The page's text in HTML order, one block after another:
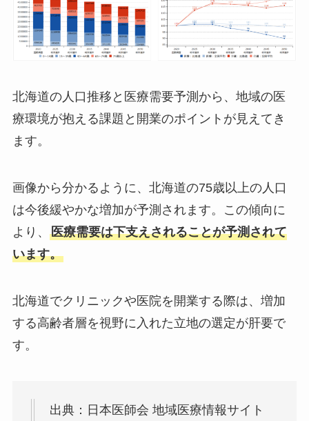
北海道の人口推移と医療需要予測から、地域の医
療環境が抱える課題と開業のポイントが見えてき
ます。
画像から分かるように、北海道の75歳以上の人口
は今後緩やかな増加が予測されます。この傾向に
より、 医療需要は下支えされることが予測されて
います。
北海道でクリニックや医院を開業する際は、増加
する高齢者層を視野に入れた立地の選定が肝要で
す。
出典：日本医師会 地域医療情報サイト